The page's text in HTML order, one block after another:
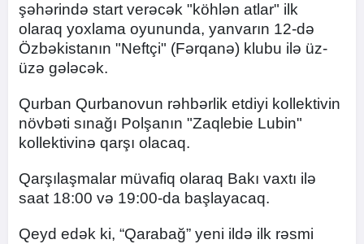
şəhərində start verəcək "köhlən atlar" ilk
olaraq yoxlama oyununda, yanvarın 12-də
Özbəkistanın "Neftçi" (Fərqanə) klubu ilə üz-
üzə gələcək.
Qurban Qurbanovun rəhbərlik etdiyi kollektivin
növbəti sınağı Polşanın "Zaqlebie Lubin"
kollektivinə qarşı olacaq.
Qarşılaşmalar müvafiq olaraq Bakı vaxtı ilə
saat 18:00 və 19:00-da başlayacaq.
Qeyd edək ki, “Qarabağ” yeni ildə ilk rəsmi